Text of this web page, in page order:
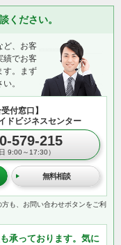
ください。
ど、お客
績でお客
す。まず
。
受付窓口】
ドビジネスセンター
579-215
9:00～17:30）
無料相談
も、お問い合わせボタンをご利
承っております。気に